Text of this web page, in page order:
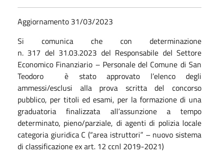
Aggiornamento 31/03/2023
Si comunica che con determinazione
n. 317 del 31.03.2023 del Responsabile del Settore
Economico Finanziario – Personale del Comune di San
Teodoro è stato approvato l’elenco degli
ammessi/esclusi alla prova scritta del concorso
pubblico, per titoli ed esami, per la formazione di una
graduatoria finalizzata all’assunzione a tempo
determinato, pieno/parziale, di agenti di polizia locale
categoria giuridica C (“area istruttori” – nuovo sistema
di classificazione ex art. 12 ccnl 2019-2021)